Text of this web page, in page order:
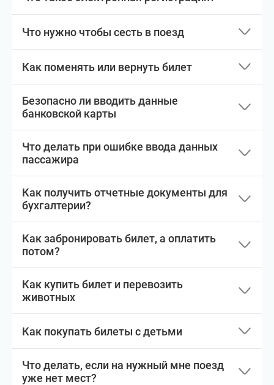
Что нужно чтобы сесть в поезд
Как поменять или вернуть билет
Безопасно ли вводить данные
банковской карты
Что делать при ошибке ввода данных
пассажира
Как получить отчетные документы для
бухгалтерии?
Как забронировать билет, а оплатить
потом?
Как купить билет и перевозить
животных
Как покупать билеты с детьми
Что делать, если на нужный мне поезд
уже нет мест?